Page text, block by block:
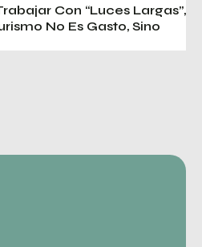
Con “luces Largas”,
No Es Gasto, Sino